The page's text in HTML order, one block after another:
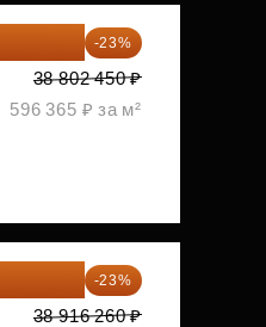
-23%
38 802 450 ₽
596 365 ₽ за м²
-23%
38 916 260 ₽